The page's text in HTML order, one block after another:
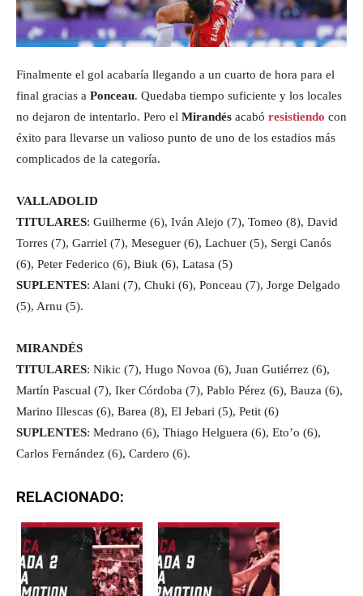
Finalmente el gol acabaría llegando a un cuarto de hora para el
final gracias a Ponceau. Quedaba tiempo suficiente y los locales
no dejaron de intentarlo. Pero el Mirandés acabó resistiendo con
éxito para llevarse un valioso punto de uno de los estadios más
complicados de la categoría.
VALLADOLID
TITULARES: Guilherme (6), Iván Alejo (7), Tomeo (8), David
Torres (7), Garriel (7), Meseguer (6), Lachuer (5), Sergi Canós
(6), Peter Federico (6), Biuk (6), Latasa (5)
SUPLENTES: Alani (7), Chuki (6), Ponceau (7), Jorge Delgado
(5), Arnu (5).
MIRANDÉS
TITULARES: Nikic (7), Hugo Novoa (6), Juan Gutiérrez (6),
Martín Pascual (7), Iker Córdoba (7), Pablo Pérez (6), Bauza (6),
Marino Illescas (6), Barea (8), El Jebari (5), Petit (6)
SUPLENTES: Medrano (6), Thiago Helguera (6), Eto’o (6),
Carlos Fernández (6), Cardero (6).
RELACIONADO: